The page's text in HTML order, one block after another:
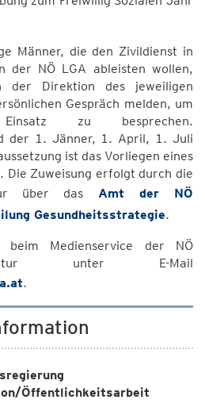
Männer, die den Zivildienst in
der NÖ LGA ableisten wollen,
der Direktion des jeweiligen
Gespräch melden, um
zu besprechen.
der 1. Jänner, 1. April, 1. Juli
ist das Vorliegen eines
Die Zuweisung erfolgt durch die
über das Amt der NÖ
Gesundheitsstrategie.
beim Medienservice der NÖ
unter E-Mail
.
Öffentlichkeitsarbeit